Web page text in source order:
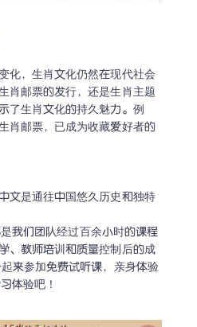
化，生肖文化仍然在现代社会
肖邮票的发行，还是生肖主题
了生肖文化的持久魅力。例
肖邮票，已成为收藏爱好者的
文是通往中国悠久历史和独特
我们团队经过百余小时的课程
、教师培训和质量控制后的成
来参加免费试听课，亲身体验
体验吧！